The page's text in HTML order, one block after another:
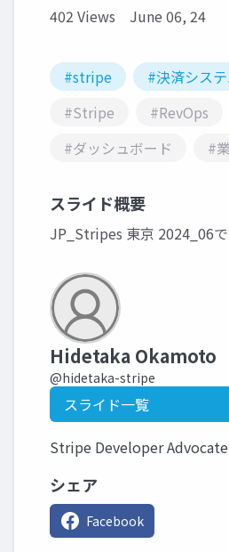
402 Views June 06, 24
#stripe
#決済シス
#Stripe
#RevOps
#ダッシュボード
#
スライド概要
JP_Stripes 東京 2024_06
Hidetaka Okamoto
@hidetaka-stripe
スライド一覧
Stripe Developer Advocate
シェア
Facebook